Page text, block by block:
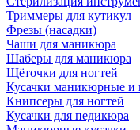
Триммеры для кутикул
Фрезы (насадки)
Чаши для маникюра
Шаберы для маникюра
Щёточки для ногтей
Кусачки маникюрные и
Книпсеры для ногтей
Кусачки для педикюра